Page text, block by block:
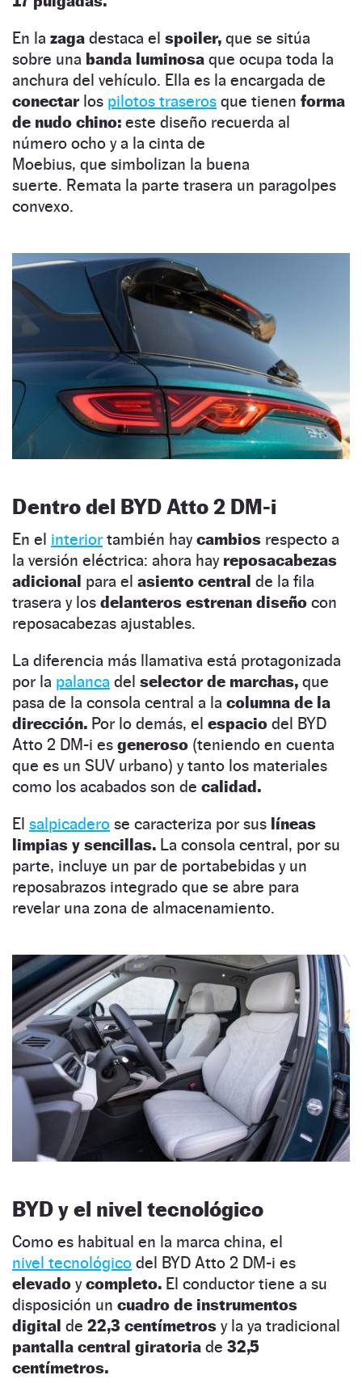
En la zaga destaca el spoiler, que se sitúa
sobre una banda luminosa que ocupa toda la
anchura del vehículo. Ella es la encargada de
conectar los pilotos traseros que tienen forma
de nudo chino: este diseño recuerda al
número ocho y a la cinta de
Moebius, que simbolizan la buena
suerte. Remata la parte trasera un paragolpes
convexo.
Dentro del BYD Atto 2 DM-i
En el interior también haycambios respecto a
la versión eléctrica: ahora hay reposacabezas
adicional para el asiento central de la fila
trasera y los delanteros estrenan diseño con
reposacabezas ajustables.
La diferencia más llamativa está protagonizada
por la palanca del selector de marchas, que
pasa de la consola central a la columna de la
dirección. Por lo demás, el espacio del BYD
Atto 2 DM-i es generoso (teniendo en cuenta
que es un SUV urbano) y tanto los materiales
como los acabados son de calidad.
El salpicadero se caracteriza por sus líneas
limpias y sencillas. La consola central, por su
parte, incluye un par de portabebidas y un
reposabrazos integrado que se abre para
revelar una zona de almacenamiento.
BYD y el nivel tecnológico
Como es habitual en la marca china, el
nivel tecnológico del BYD Atto 2 DM-i es
elevado ycompleto. El conductor tiene a su
disposición un cuadro de instrumentos
digital de 22,3 centímetros y la ya tradicional
pantalla central giratoria de 32,5
centímetros.